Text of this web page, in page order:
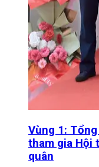
Vùng 1:
tham gia Hội
quân